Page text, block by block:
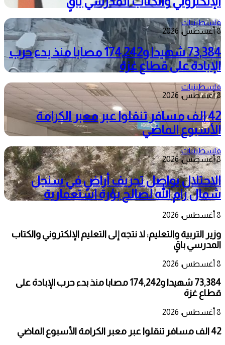
فلسطينيات
8 أغسطس، 2026
73,384 شهيدا و174,242 مصابا منذ بدء حرب
الإبادة على قطاع غزة
فلسطينيات
8 أغسطس، 2026
42 الف مسافر تنقلوا عبر معبر الكرامة
الأسبوع الماضي
فلسطينيات
8 أغسطس، 2026
الاحتلال يواصل تجريف أراضٍ في سنجل
شمال رام الله لصالح بؤرة استعمارية
8 أغسطس، 2026
وزير التربية والتعليم: لا نتجه إلى التعليم الإلكتروني والكتاب
المدرسي باقٍ
8 أغسطس، 2026
73,384 شهيدا و174,242 مصابا منذ بدء حرب الإبادة على
قطاع غزة
8 أغسطس، 2026
42 الف مسافر تنقلوا عبر معبر الكرامة الأسبوع الماضي